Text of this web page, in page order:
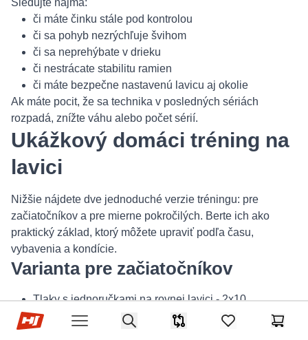
Hop-Sport.sk
Open menu
Search
Porovnávačitems in favorites,
Košík
Sledujte najmä:
či máte činku stále pod kontrolou
či sa pohyb nezrýchľuje švihom
či sa neprehýbate v drieku
či nestrácate stabilitu ramien
či máte bezpečne nastavenú lavicu aj okolie
Ak máte pocit, že sa technika v posledných sériách
rozpadá, znížte váhu alebo počet sérií.
Ukážkový domáci tréning na
lavici
Nižšie nájdete dve jednoduché verzie tréningu: pre
začiatočníkov a pre mierne pokročilých. Berte ich ako
praktický základ, ktorý môžete upraviť podľa času,
vybavenia a kondície.
Varianta pre začiatočníkov
Tlaky s jednoručkami na rovnej lavici - 2x10
Príťahy jednoručky s oporou o lavicu - 2x10 na každú
stranu